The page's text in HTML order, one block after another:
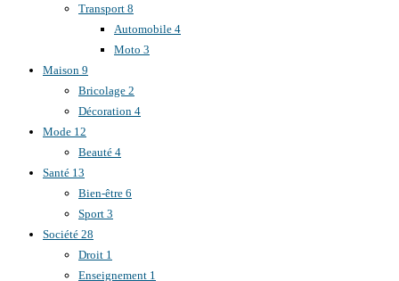
Transport 8
Automobile 4
Moto 3
Maison 9
Bricolage 2
Décoration 4
Mode 12
Beauté 4
Santé 13
Bien-être 6
Sport 3
Société 28
Droit 1
Enseignement 1